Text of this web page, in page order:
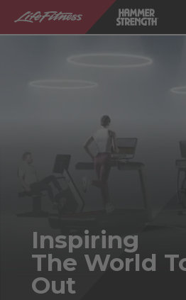
Inspiring
The World
Out